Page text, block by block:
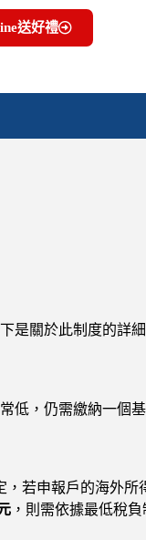
送好禮
是關於此制度的詳細
，仍需繳納一個
，若申報戶的海外所
，則需依據最低稅